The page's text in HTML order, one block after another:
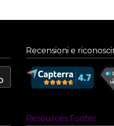
Recensioni e
Resources Footer